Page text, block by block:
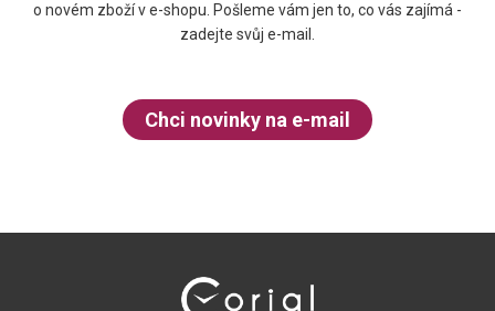
o novém zboží v e-shopu. Pošleme vám jen to, co vás zajímá -
zadejte svůj e-mail.
Chci novinky na e-mail